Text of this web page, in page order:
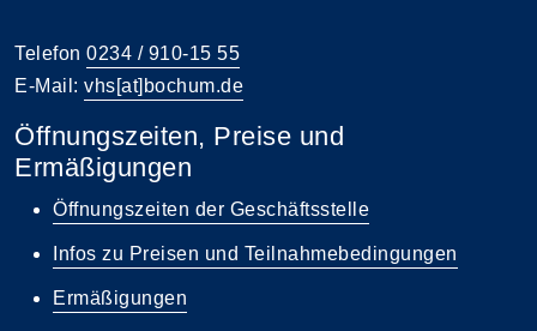
Telefon 0234 / 910-15 55
E-Mail: vhs[at]bochum.de
Öffnungszeiten, Preise und
Ermäßigungen
Öffnungszeiten der Geschäftsstelle
Infos zu Preisen und Teilnahmebedingungen
Ermäßigungen